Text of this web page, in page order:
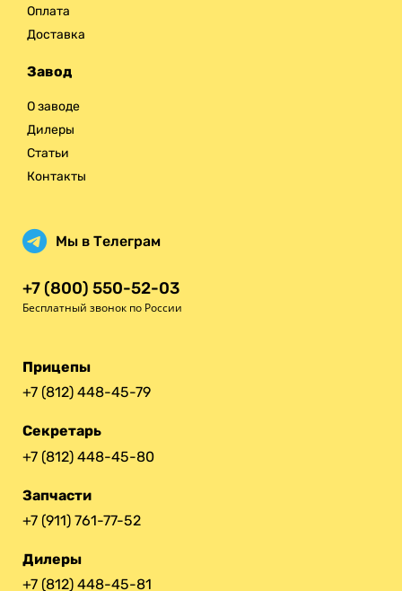
Оплата
Доставка
Завод
О заводе
Дилеры
Статьи
Контакты
Мы в Телеграм
+7 (800) 550-52-03
Бесплатный звонок по России
Прицепы
+7 (812) 448-45-79
Секретарь
+7 (812) 448-45-80
Запчасти
+7 (911) 761-77-52
Дилеры
+7 (812) 448-45-81